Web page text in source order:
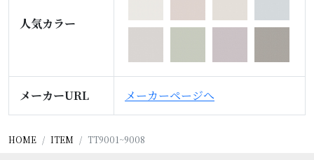
人気カラー
メーカーURL メーカーページへ
HOME ITEM TT9001~9008